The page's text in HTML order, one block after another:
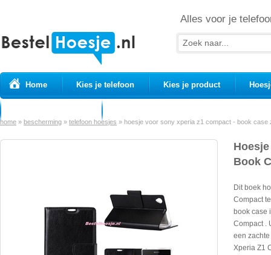
Alles voor je
Home Kies je telefoon Kies je product
home » bescherming » telefoon hoesjes » hoesje voor sony xperia z1 compact - book case
Book
Dit boek
Compact
book case
Compact .
een
Xperia Z1